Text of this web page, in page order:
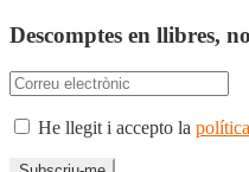
Descomptes en llibres,
He llegit i accepto la